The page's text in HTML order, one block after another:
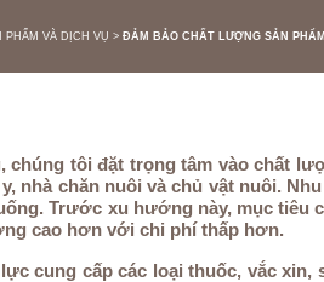
PHẨM VÀ DỊCH VỤ ĐẢM BẢO CHẤT LƯỢNG SẢN
tôi đặt trọng tâm vào chất
nhà chăn nuôi và chủ vật nuôi.
Trước xu hướng này, mục
cao hơn với chi phí thấp hơn.
cung cấp các loại thuốc, vắc